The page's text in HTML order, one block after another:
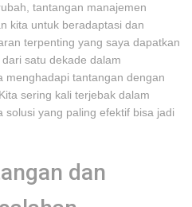
tantangan manajemen
kita untuk beradaptasi dan
terpenting yang saya dapatkan
satu dekade dalam
menghadapi tantangan dengan
sering kali terjebak dalam
solusi yang paling efektif bisa jadi
dan